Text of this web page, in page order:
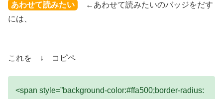
あわせて読みたい
←あわせて読みたいのバッジをだす
には、
これを ↓ コピペ
<span style=”background-color:#ffa500;border-radius: